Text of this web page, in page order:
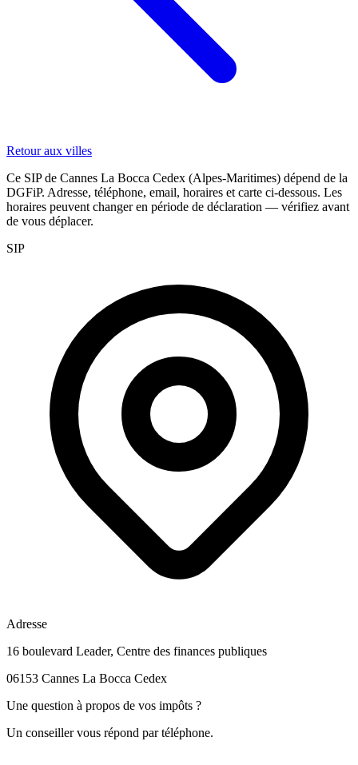
Retour aux villes
Ce SIP de Cannes La Bocca Cedex (Alpes-Maritimes) dépend de la
DGFiP. Adresse, téléphone, email, horaires et carte ci-dessous. Les
horaires peuvent changer en période de déclaration — vérifiez avant
de vous déplacer.
SIP
Adresse
16 boulevard Leader, Centre des finances publiques
06153 Cannes La Bocca Cedex
Une question à propos de vos impôts ?
Un conseiller vous répond par téléphone.